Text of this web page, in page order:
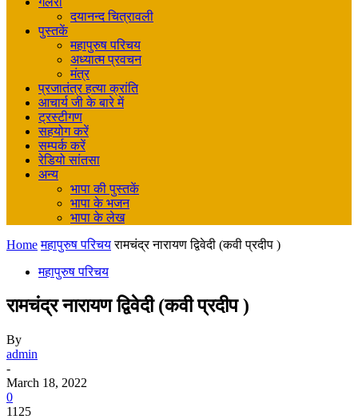
दयानन्द चित्रावली
पुस्तकें
महापुरुष परिचय
अध्यात्म प्रवचन
मंत्र
प्रजातंत्र हत्या क्रांति
आचार्य जी के बारे में
ट्रस्टीगण
सहयोग करें
सम्पर्क करें
रेडियो सांतसा
अन्य
भापा की पुस्तकें
भापा के भजन
भापा के लेख
Home महापुरुष परिचय रामचंद्र नारायण द्विवेदी (कवी प्रदीप )
महापुरुष परिचय
रामचंद्र नारायण द्विवेदी (कवी प्रदीप )
By
admin
-
March 18, 2022
0
1125